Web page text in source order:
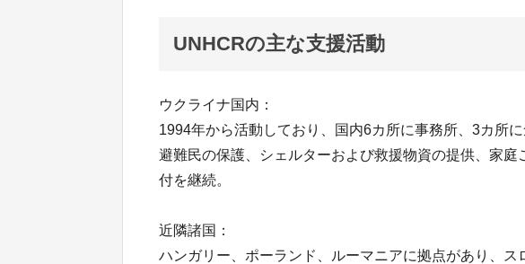
UNHCRの主な支援活動
ウクライナ国内：
1994年から活動しており、国内6カ所に事務所、3カ所に
避難民の保護、シェルターおよび救援物資の提供、家
付を継続。
近隣諸国：
ハンガリー、ポーランド、ルーマニアに拠点があり、